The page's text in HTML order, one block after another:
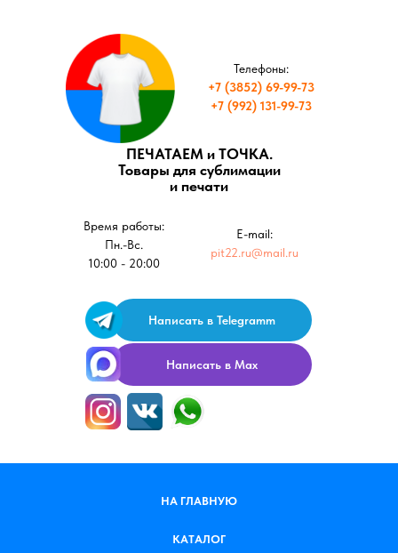
ПЕЧАТАЕМ и ТОЧКА.
Товары для сублимации
и печати
Телефоны:
+7 (3852) 69-99-73
+7 (992) 131-99-73
E-mail:
pit22.ru@mail.ru
Время работы:
Пн.-Вс.
10:00 - 20:00
Написать в Telegramm
Написать в Max
НА ГЛАВНУЮ
КАТАЛОГ